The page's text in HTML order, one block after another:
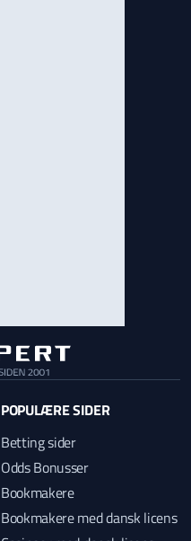
POPULÆRE SIDER
Betting sider
Odds Bonusser
Bookmakere
Bookmakere med dansk licens